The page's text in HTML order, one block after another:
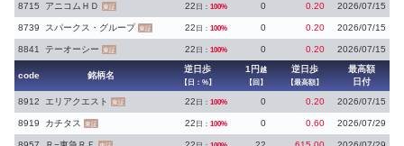
8715 アニコムＨＤ 東証 22 日： 100% 0 0.20 2026/07/15
8739 スパークス・グループ 東証 22 日： 100% 0 0.20 2026/07/15
8841 テーオーシー 東証 22 日： 100% 0 0.20 2026/07/15
code 銘柄名
逆日歩
【日：%】
1円 越
【回】
逆日歩
【最高額】
最高額
日付
8912
エリアクエスト 東証 22 日： 100% 0 0.20 2026/07/15
8919 カチタス 東証 22 日： 100% 0 0.60 2026/07/29